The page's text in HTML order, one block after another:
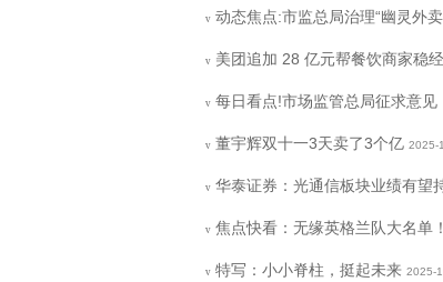
v 动态焦点:市监总局治理“幽灵外卖
v 美团追加 28 亿元帮餐饮商家稳
v 每日看点!市场监管总局征求意
v 董宇辉双十一3天卖了3个亿 2025-
v 华泰证券：光通信板块业绩有望
v 焦点快看：无缘英格兰队大名单
v 特写：小小脊柱，挺起未来 2025-